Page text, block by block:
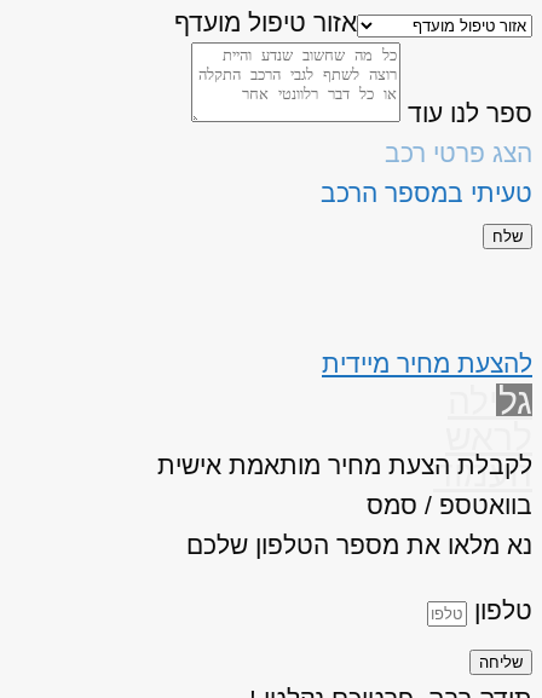
אזור טיפול מועדף
ספר לנו עוד
הצג פרטי רכב
טעיתי במספר הרכב
שלח
להצעת מחיר מיידית
גלילה
העמוד
לקבלת הצעת מחיר מותאמת אישית
בוואטספ / סמס
נא מלאו את מספר הטלפון שלכם
טלפון
שליחה